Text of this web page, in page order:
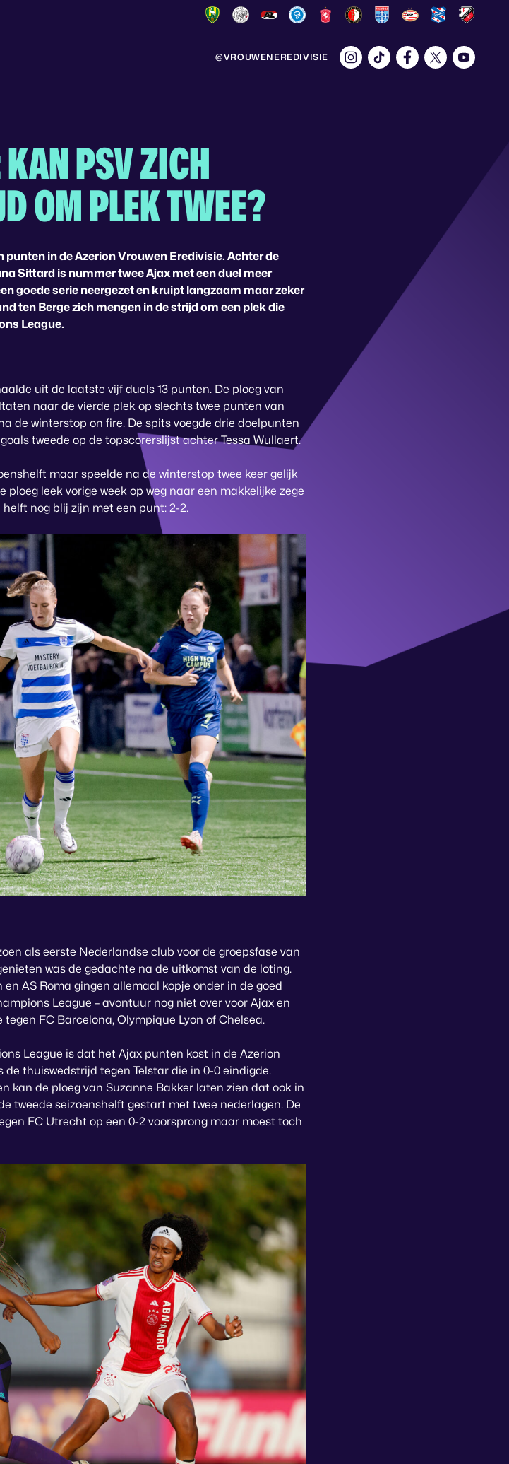
@VROUWENEREDIVISIE
PSV ZICH
OM PLEK TWEE?
in de Azerion Vrouwen Eredivisie. Achter de
Sittard is nummer twee Ajax met een duel meer
goede serie neergezet en kruipt langzaam maar zeker
ten Berge zich mengen in de strijd om een plek die
League.
uit de laatste vijf duels 13 punten. De ploeg van
naar de vierde plek op slechts twee punten van
de winterstop on fire. De spits voegde drie doelpunten
tweede op de topscorerslijst achter Tessa Wullaert.
maar speelde na de winterstop twee keer gelijk
leek vorige week op weg naar een makkelijke zege
nog blij zijn met een punt: 2-2.
als eerste Nederlandse club voor de groepsfase van
was de gedachte na de uitkomst van de loting.
AS Roma gingen allemaal kopje onder in de goed
League – avontuur nog niet over voor Ajax en
FC Barcelona, Olympique Lyon of Chelsea.
League is dat het Ajax punten kost in de Azerion
de thuiswedstrijd tegen Telstar die in 0-0 eindigde.
kan de ploeg van Suzanne Bakker laten zien dat ook in
tweede seizoenshelft gestart met twee nederlagen. De
FC Utrecht op een 0-2 voorsprong maar moest toch